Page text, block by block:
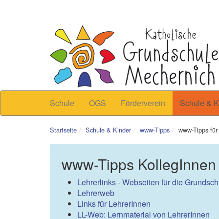
Schule OGS Förderverein Schule &
Startseite Schule & Kinder www-Tipps www-Tipps
www-Tipps KollegInnen
Lehrerlinks - Webseiten für die
Lehrerweb
Links für LehrerInnen
LL-Web: Lernmaterial von LehrerInnen